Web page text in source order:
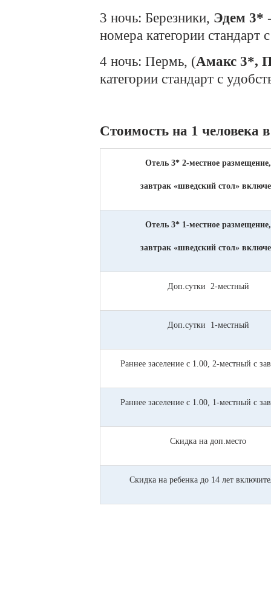
3 ночь: Березники, Эдем 3*
номера категории стандарт
4 ночь: Пермь, (Амакс 3*,
категории стандарт с
Стоимость на 1 человека
Отель 3* 2-местное размещение,
завтрак «шведский стол»
Отель 3* 1-местное размещение,
завтрак «шведский стол»
Доп.сутки 2-местный
Доп.сутки 1-местный
Раннее заселение с 1.00, 2-местный с
Раннее заселение с 1.00, 1-местный с
Скидка на доп.место
Скидка на ребенка до 14 лет